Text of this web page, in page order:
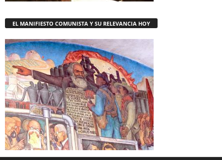
EL MANIFIESTO COMUNISTA Y SU RELEVANCIA HOY